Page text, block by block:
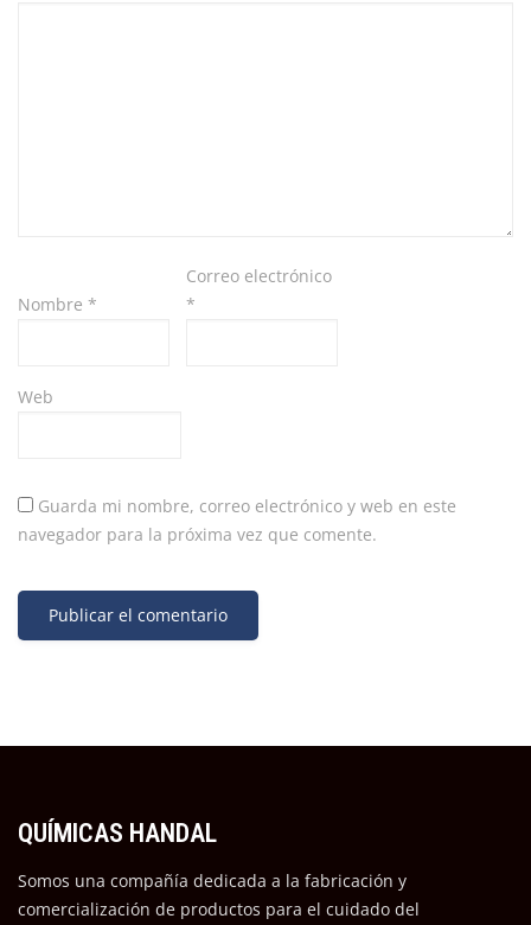
Nombre *
Correo electrónico
*
Web
Guarda mi nombre, correo electrónico y web en este
navegador para la próxima vez que comente.
QUÍMICAS HANDAL
Somos una compañía dedicada a la fabricación y
comercialización de productos para el cuidado del